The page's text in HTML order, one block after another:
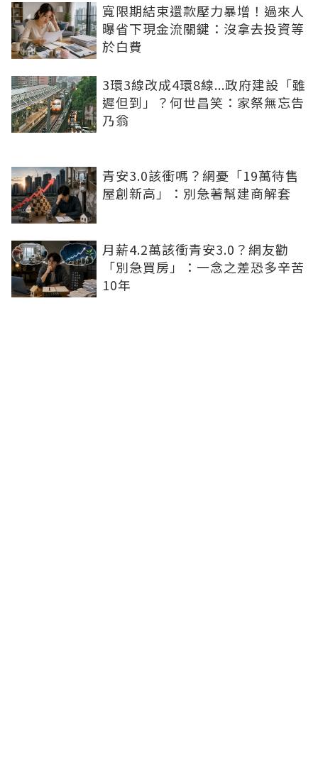
寬限期結束還款壓力暴增！過來人
曝省下現金流關鍵：沒拿去投資等
於白費
3環3線改成4環8線...政府建設「雖
遲但到」？何世昌笑：家祭無忘告
乃翁
青安3.0該衝嗎？網憂「19萬待售
屋創新高」：別急著幫建商解套
月薪4.2萬該衝青安3.0？網友勸
「別急買房」：一念之差恐多辛苦
10年